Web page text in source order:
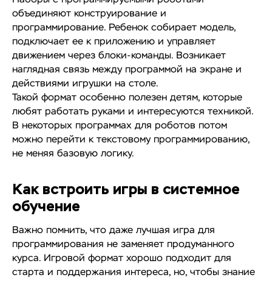
объединяют конструирование и
программирование. Ребенок собирает модель,
подключает ее к приложению и управляет
движением через блоки-команды. Возникает
наглядная связь между программой на экране и
действиями игрушки на столе.
Такой формат особенно полезен детям, которые
любят работать руками и интересуются техникой.
В некоторых программах для роботов потом
можно перейти к текстовому программированию,
не меняя базовую логику.
Как встроить игры в системное
обучение
Важно помнить, что даже лучшая игра для
программирования не заменяет продуманного
курса. Игровой формат хорошо подходит для
старта и поддержания интереса, но, чтобы знание